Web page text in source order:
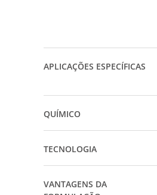
APLICAÇÕES ESPECÍFICAS
QUÍMICO
TECNOLOGIA
VANTAGENS DA